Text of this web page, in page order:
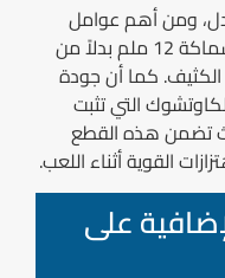
ومن أهمعوامل
هو اختيار سماكة 12 ملم بدلاً من
كما أن جودة
التي تثبت
تضمن هذه القطع
القوية أثناء اللعب.
على